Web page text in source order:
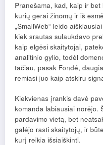
Pranešama, kad, kaip ir
kurių gerai žinomų ir iš
„SmallWeb“ leido
kiek srautas sulaukdavo
kaip elgėsi skaitytojai,
analitinio gylio, todėl
tačiau, pasak Fondé,
remiasi juo kaip atskiru
Kiekvienas įrankis davė
komanda labiausiai norėjo.
pardavimo vietą, bet
galėjo rasti skaitytojų, ir
kurį reikia išsiaiškinti.